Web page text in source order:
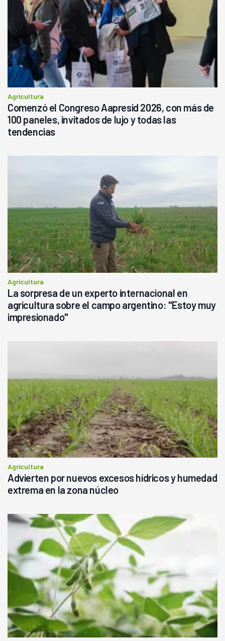
Agricultura
Comenzó el Congreso Aapresid 2026, con más de
100 paneles, invitados de lujo y todas las
tendencias
Agricultura
La sorpresa de un experto internacional en
agricultura sobre el campo argentino: "Estoy muy
impresionado"
Agricultura
Advierten por nuevos excesos hídricos y humedad
extrema en la zona núcleo